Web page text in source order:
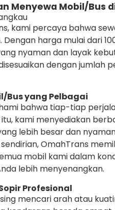
Menyewa Mobil/Bus
kami percaya bahwa
Dengan harga mulai dari
nyaman dan layak
dengan jumlah
Bus yang Pelbagai
bahwa tiap-tiap
kami menyediakan
lebih besar dan
OmahTrans
mobil kami dalam
lebih menyenangkan.
Profesional
mencari arah atau